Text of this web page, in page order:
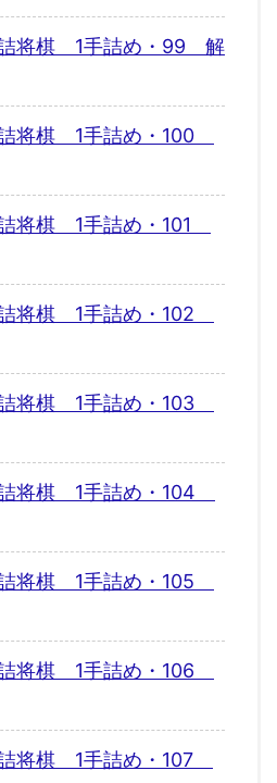
詰将棋 1手詰め・99 解
将棋 1手詰め・100
将棋 1手詰め・101
将棋 1手詰め・102
将棋 1手詰め・103
将棋 1手詰め・104
将棋 1手詰め・105
将棋 1手詰め・106
将棋 1手詰め・107